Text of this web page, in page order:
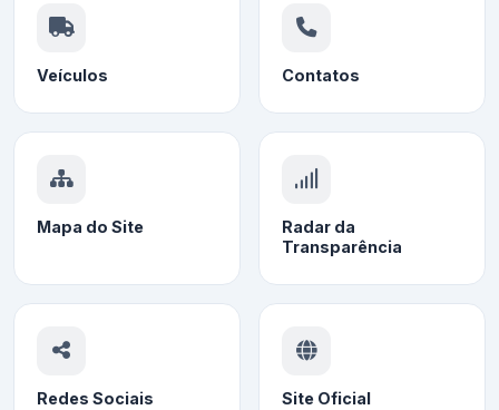
Veículos Contatos
Mapa do Site
Radar da
Transparência
Redes Sociais Site Oficial